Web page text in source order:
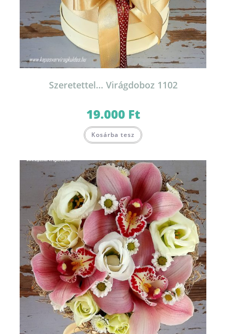
Szeretettel… Virágdoboz 1102
19.000 Ft
Kosárba tesz